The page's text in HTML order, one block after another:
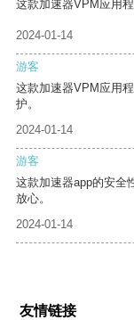
这款加速器VPM应用
2024-01-14
游客
这款加速器VPM应用
护。
2024-01-14
游客
这款加速器app的安全
放心。
2024-01-14
友情链接